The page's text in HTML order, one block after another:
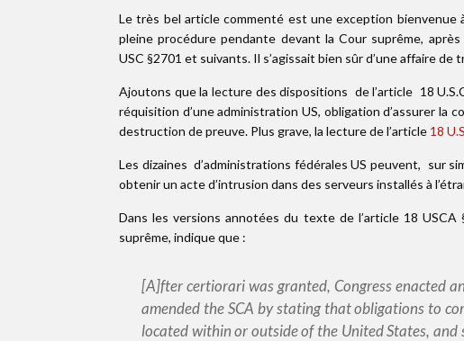
Le très bel article commenté est une exception bienvenue
pleine procédure pendante devant la Cour suprême,
USC §2701 et suivants. Il s’agissait bien sûr d’une affaire
Ajoutons que la lecture des dispositions de l’article 18
réquisition d’une administration US, obligation d’assurer
destruction de preuve. Plus grave, la lecture de l’article 18
Les dizaines d’administrations fédérales US peuvent, sur
obtenir un acte d’intrusion dans des serveurs installés à
Dans les versions annotées du texte de l’article 18
suprême, indique que :
[A]fter certiorari was granted, Congress enacted
amended the SCA by stating that obligations to
located within or outside of the United States,